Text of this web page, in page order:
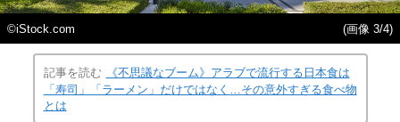
©iStock.com (画像 3/4)
記事を読む
《不思議なブーム》アラブで流行する日本食は
「寿司」「ラーメン」だけではなく…その意外すぎる食べ物
とは